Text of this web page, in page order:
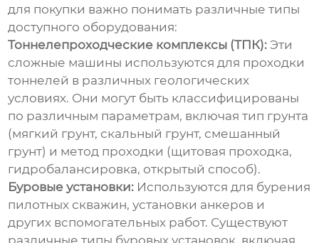
для покупки важно понимать различные типы
доступного оборудования:
Тоннелепроходческие комплексы (ТПК): Эти
сложные машины используются для проходки
тоннелей в различных геологических
условиях. Они могут быть классифицированы
по различным параметрам, включая тип грунта
(мягкий грунт, скальный грунт, смешанный
грунт) и метод проходки (щитовая проходка,
гидробалансировка, открытый способ).
Буровые установки: Используются для бурения
пилотных скважин, установки анкеров и
других вспомогательных работ. Существуют